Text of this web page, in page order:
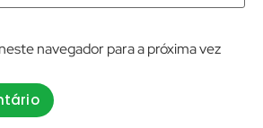
navegador para a próxima vez